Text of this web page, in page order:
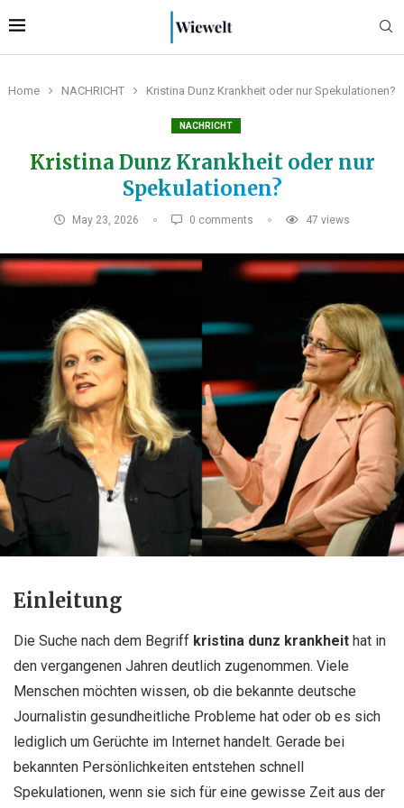
Home NACHRICHT Kristina Dunz Krankheit oder nur Spekulationen?
NACHRICHT
Kristina Dunz Krankheit oder nur
Spekulationen?
May 23, 2026 0 comments 47 views
Einleitung
Die Suche nach dem Begriff kristina dunz krankheit hat in
den vergangenen Jahren deutlich zugenommen. Viele
Menschen möchten wissen, ob die bekannte deutsche
Journalistin gesundheitliche Probleme hat oder ob es sich
lediglich um Gerüchte im Internet handelt. Gerade bei
bekannten Persönlichkeiten entstehen schnell
Spekulationen, wenn sie sich für eine gewisse Zeit aus der